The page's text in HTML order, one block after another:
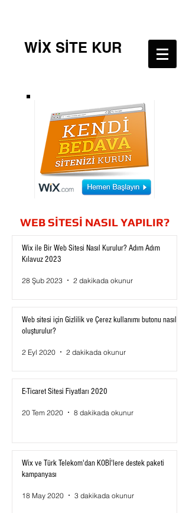
WİX SİTE KUR
WEB SİTESİ NASIL YAPILIR?
Wix ile Bir Web Sitesi Nasıl Kurulur? Adım Adım
Kılavuz 2023
28 Şub 2023 2 dakikada okunur
Web sitesi için Gizlilik ve Çerez kullanımı butonu nasıl
oluşturulur?
2 Eyl 2020 2 dakikada okunur
E-Ticaret Sitesi Fiyatları 2020
20 Tem 2020 8 dakikada okunur
Wix ve Türk Telekom'dan KOBİ'lere destek paketi
kampanyası
18 May 2020 3 dakikada okunur